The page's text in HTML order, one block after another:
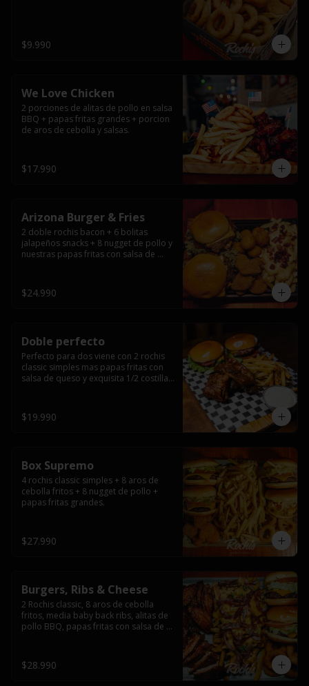
$9.990
We Love Chicken
2 porciones de alitas de pollo en salsa
BBQ + papas fritas grandes + porcion
de aros de cebolla y salsas.
$17.990
Arizona Burger & Fries
2 doble rochis bacon + 6 bolitas
jalapeños snacks + 8 nugget de pollo y
nuestras papas fritas con salsa de
$24.990
Doble perfecto
Perfecto para dos viene con 2 rochis
classic simples mas papas fritas con
salsa de queso y exquisita 1/2 costilla
$19.990
Box Supremo
4 rochis classic simples + 8 aros de
cebolla fritos + 8 nugget de pollo +
papas fritas grandes.
$27.990
Burgers, Ribs & Cheese
2 Rochis classic, 8 aros de cebolla
fritos, media baby back ribs, alitas de
pollo BBQ, papas fritas con salsa de
$28.990